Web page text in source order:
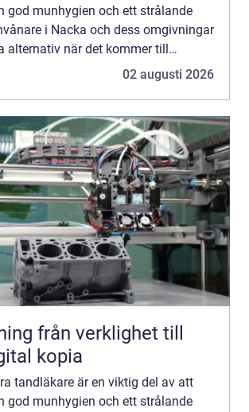
god munhygien och ett strålande
i Nacka och dess omgivningar
alternativ när det kommer till
02 augusti 2026
till
kopia
tandläkare är en viktig del av att
god munhygien och ett strålande